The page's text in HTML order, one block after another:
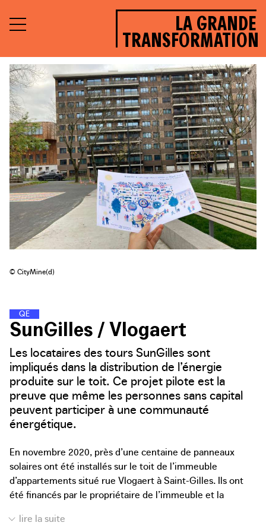
LA GRANDE
TRANSFORMATION
© CityMine(d)
QU
A
R
T
IE
SunGilles / Vlogaert
Les locataires des tours SunGilles sont
impliqués dans la distribution de l’énergie
produite sur le toit. Ce projet pilote est la
preuve que même les personnes sans capital
peuvent participer à une communauté
énergétique.
En novembre 2020, près d’une centaine de panneaux
solaires ont été installés sur le toit de l’immeuble
d’appartements situé rue Vlogaert à Saint-Gilles. Ils ont
été financés par le propriétaire de l’immeuble et la
solaires produisent suffisamment d’énergie pour des